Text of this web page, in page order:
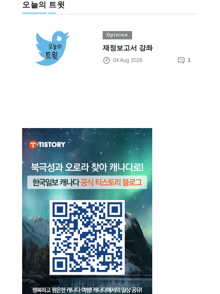
오늘의 트윗
Opinion
재정보고서 강좌
04 Aug 2026 1